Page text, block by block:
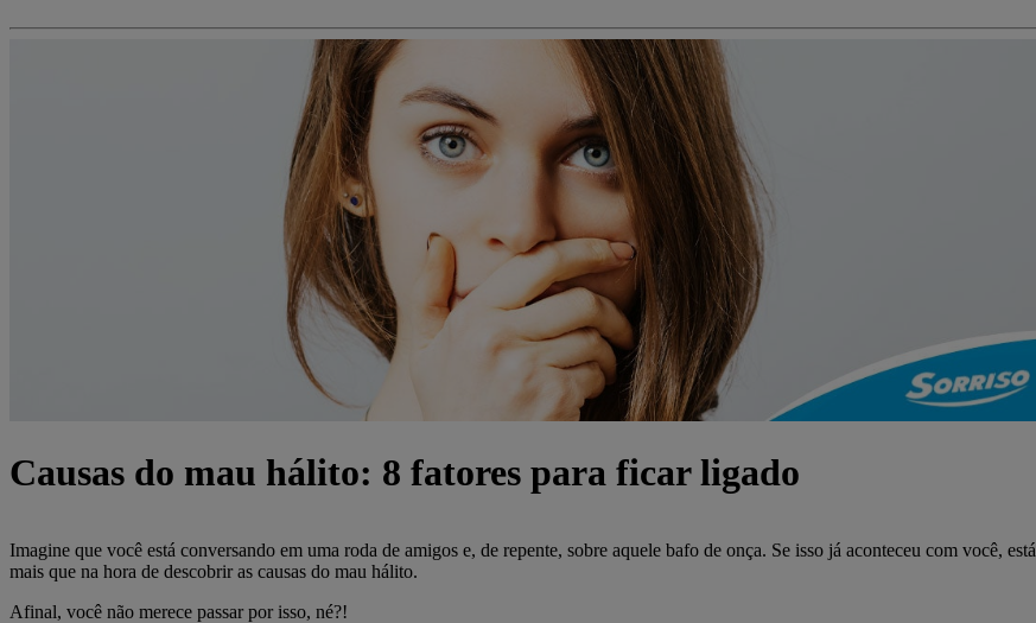
Causas do mau hálito: 8 fatores para ficar ligado
Imagine que você está conversando em uma roda de amigos e, de repente, sobre aquele bafo de onça. Se isso já aconteceu com você, está
mais que na hora de descobrir as causas do mau hálito.
Afinal, você não merece passar por isso, né?!